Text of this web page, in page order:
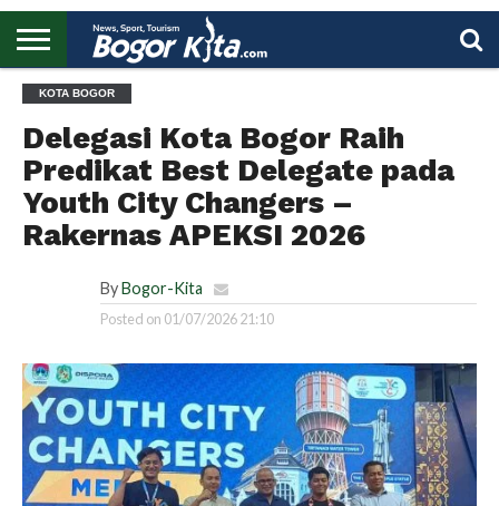
BOGOR
REGIONAL
NASIONAL
PENDIDIKAN
WISATA
OLAHRAGA
LAPORAN
PROFIL
KOTA BOGOR
Delegasi Kota Bogor Raih
Predikat Best Delegate pada
Youth City Changers –
Rakernas APEKSI 2026
By Bogor-Kita
Posted on 01/07/2026 21:10